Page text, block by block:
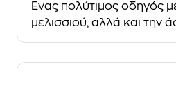
Ένας πολύτιμος οδηγός
μελισσιού, αλλά και την